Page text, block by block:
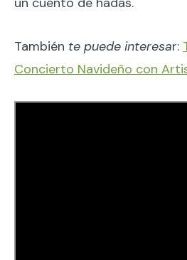
También te puede interesar:
Concierto Navideño con